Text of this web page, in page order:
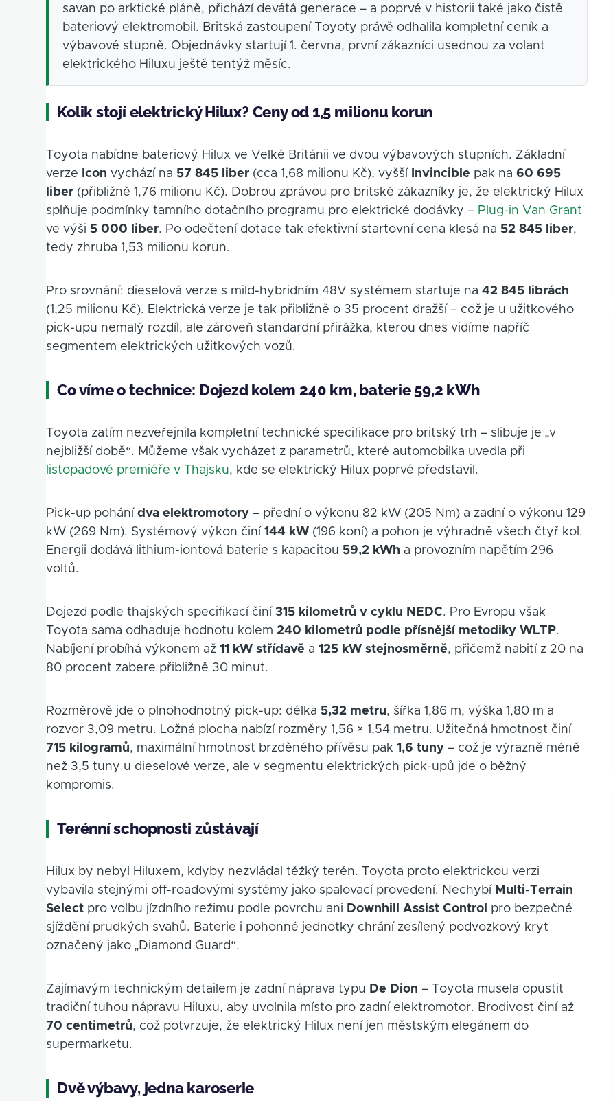
savan po arktické pláně, přichází devátá generace – a poprvé v historii také jako čistě
bateriový elektromobil. Britská zastoupení Toyoty právě odhalila kompletní ceník a
výbavové stupně. Objednávky startují 1. června, první zákazníci usednou za volant
elektrického Hiluxu ještě tentýž měsíc.
Kolik stojí elektrický Hilux? Ceny od 1,5 milionu korun
Toyota nabídne bateriový Hilux ve Velké Británii ve dvou výbavových stupních. Základní
verze
Icon vychází na57 845 liber (cca 1,68 milionu Kč), vyšší Invincible pak na60 695
liber (přibližně 1,76 milionu Kč). Dobrou zprávou pro britské zákazníky je, že elektrický Hilux
splňuje podmínky tamního dotačního programu pro elektrické dodávky – Plug-in Van Grant
ve výši5 000 liber. Po odečtení dotace tak efektivní startovní cena klesá na52 845 liber,
tedy zhruba 1,53 milionu korun.
Pro srovnání: dieselová verze s mild-hybridním 48V systémem startuje na42 845 librách
(1,25 milionu Kč). Elektrická verze je tak přibližně o 35 procent dražší – což je u užitkového
pick-upu nemalý rozdíl, ale zároveň standardní přirážka, kterou dnes vidíme napříč
segmentem elektrických užitkových vozů.
Co víme o technice: Dojezd kolem 240 km, baterie 59,2 kWh
Toyota zatím nezveřejnila kompletní technické specifikace pro britský trh – slibuje je „v
nejbližší době“. Můžeme však vycházet z parametrů, které automobilka uvedla při
listopadové premiéře v Thajsku, kde se elektrický Hilux poprvé představil.
Pick-up pohánídva elektromotory – přední o výkonu 82 kW (205 Nm) a zadní o výkonu 129
kW (269 Nm). Systémový výkon činí144 kW (196 koní) a pohon je výhradně všech čtyř kol.
Energii dodává lithium-iontová baterie s kapacitou59,2 kWh a provozním napětím 296
voltů.
Dojezd podle thajských specifikací činí315 kilometrů v cyklu NEDC. Pro Evropu však
Toyota sama odhaduje hodnotu kolem240 kilometrů podle přísnější metodiky WLTP.
Nabíjení probíhá výkonem až11 kW střídavě a125 kW stejnosměrně, přičemž nabití z 20 na
80 procent zabere přibližně 30 minut.
Rozměrově jde o plnohodnotný pick-up: délka5,32 metru, šířka 1,86 m, výška 1,80 m a
rozvor 3,09 metru. Ložná plocha nabízí rozměry 1,56 × 1,54 metru. Užitečná hmotnost činí
715 kilogramů, maximální hmotnost brzděného přívěsu pak1,6 tuny – což je výrazně méně
než 3,5 tuny u dieselové verze, ale v segmentu elektrických pick-upů jde o běžný
kompromis.
Terénní schopnosti zůstávají
Hilux by nebyl Hiluxem, kdyby nezvládal těžký terén. Toyota proto elektrickou verzi
vybavila stejnými off-roadovými systémy jako spalovací provedení. Nechybí Multi-Terrain
Select pro volbu jízdního režimu podle povrchu ani Downhill Assist Control
pro bezpečné
sjíždění prudkých svahů. Baterie i pohonné jednotky chrání zesílený podvozkový kryt
označený jako „Diamond Guard“.
Zajímavým technickým detailem je zadní náprava typu De Dion – Toyota musela opustit
tradiční tuhou nápravu Hiluxu, aby uvolnila místo pro zadní elektromotor. Brodivost činí až
70 centimetrů, což potvrzuje, že elektrický Hilux není jen městským elegánem do
supermarketu.
Dvě výbavy, jedna karoserie